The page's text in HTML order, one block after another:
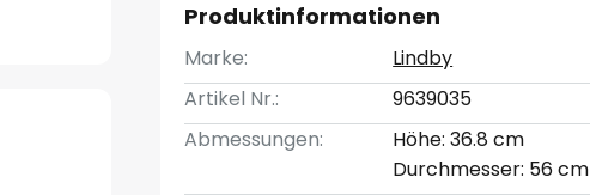
Produktinformationen
Marke:
Lindby
Artikel Nr.:
9639035
Abmessungen:
Höhe: 36.8 cm
Durchmesser: 56 cm